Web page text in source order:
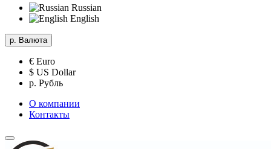
Russian
English
р. Валюта
€ Euro
$ US Dollar
р. Рубль
О компании
Контакты